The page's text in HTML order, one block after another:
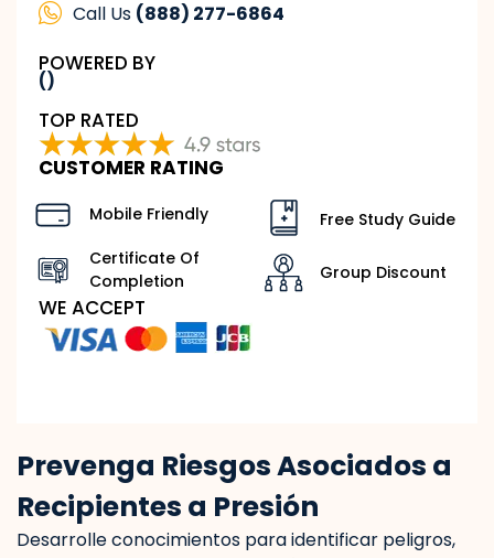
Prevenga Riesgos Asociados a
Recipientes a Presión
Desarrolle conocimientos para identificar peligros,
Call Us (888) 277-6864
POWERED BY
()
TOP RATED
CUSTOMER RATING
Mobile Friendly
Certificate Of
Completion
Free Study Guide
Group Discount
WE ACCEPT